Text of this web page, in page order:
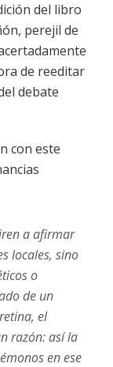
del libro
perejil de
de reeditar
debate
con este
a afirmar
locales, sino
o
de un
el
razón: así la
en ese